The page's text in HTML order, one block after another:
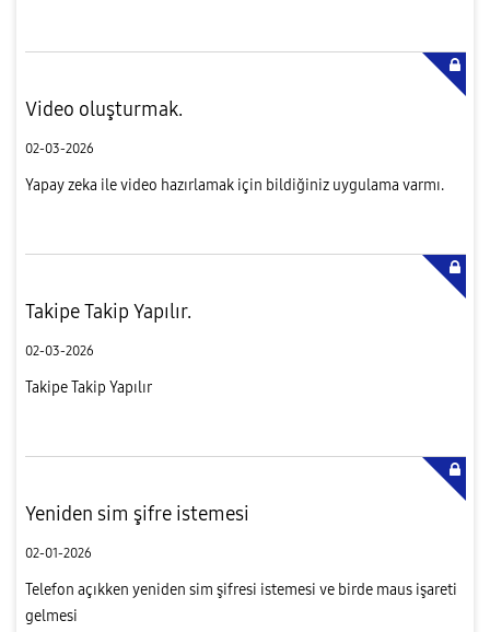
Video oluşturmak.
02-03-2026
Yapay zeka ile video hazırlamak için bildiğiniz uygulama varmı.
Takipe Takip Yapılır.
02-03-2026
Takipe Takip Yapılır
Yeniden sim şifre istemesi
02-01-2026
Telefon açıkken yeniden sim şifresi istemesi ve birde maus işareti
gelmesi